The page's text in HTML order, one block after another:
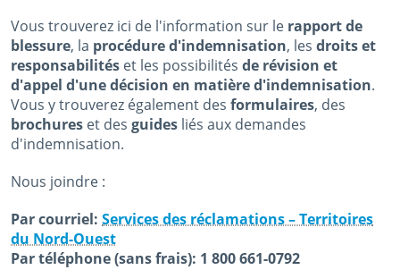
Vous trouverez ici de l'information sur le rapport de
blessure, la procédure d'indemnisation, les droits et
responsabilités et les possibilités de révision et
d'appel d'une décision en matière d'indemnisation.
Vous y trouverez également des formulaires, des
brochures et des guides liés aux demandes
d'indemnisation.
Nous joindre :
Par courriel: Services des réclamations – Territoires
du Nord-Ouest
Par téléphone (sans frais): 1 800 661-0792